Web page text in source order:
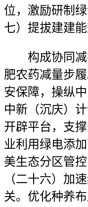
位，激励研制
七）提拔建建能
构成协同减
肥农药减量步
安保障，操纵
中新（沉庆）
开辟平台，支
业利用绿电添
美生态分区管
（二十六）加
关。优化种养